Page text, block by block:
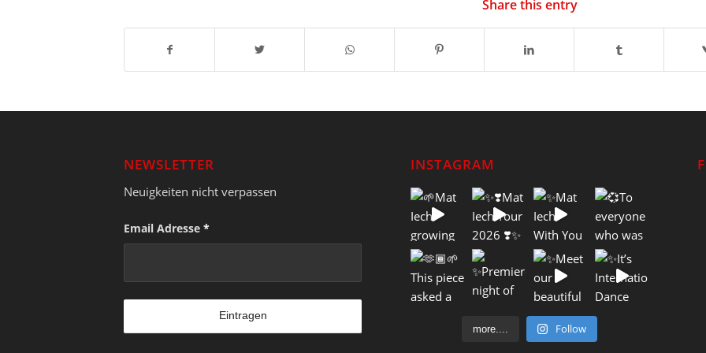
Share this entry
NEWSLETTER
Neuigkeiten nicht verpassen
Email Adresse *
INSTAGRAM
more.... Follow